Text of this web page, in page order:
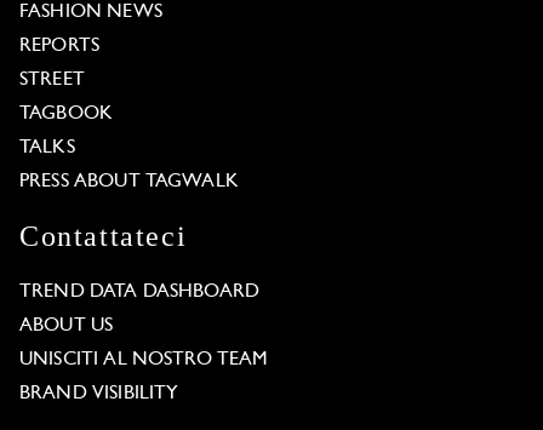
FASHION NEWS
REPORTS
STREET
TAGBOOK
TALKS
PRESS ABOUT TAGWALK
Contattateci
TREND DATA DASHBOARD
ABOUT US
UNISCITI AL NOSTRO TEAM
BRAND VISIBILITY